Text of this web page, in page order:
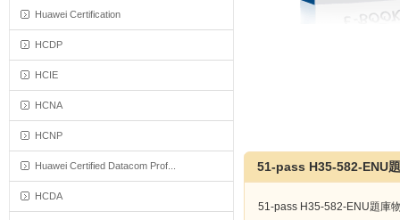
Huawei Certification
HCDP
HCIE
HCNA
HCNP
Huawei Certified Datacom Prof...
HCDA
51-pass H35-582-ENU
51-pass H35-582-ENU題庫